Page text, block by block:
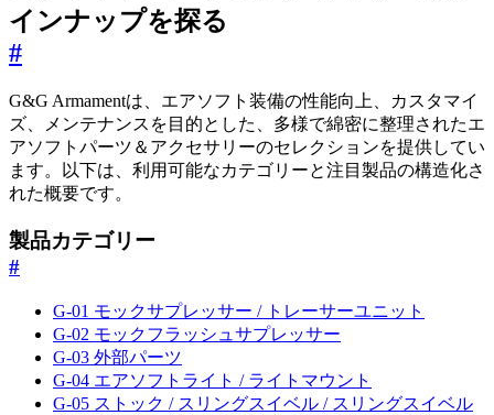
インナップを探る
#
G&G Armamentは、エアソフト装備の性能向上、カスタマイ
ズ、メンテナンスを目的とした、多様で綿密に整理されたエ
アソフトパーツ＆アクセサリーのセレクションを提供してい
ます。以下は、利用可能なカテゴリーと注目製品の構造化さ
れた概要です。
製品カテゴリー
#
G-01 モックサプレッサー / トレーサーユニット
G-02 モックフラッシュサプレッサー
G-03 外部パーツ
G-04 エアソフトライト / ライトマウント
G-05 ストック / スリングスイベル / スリングスイベル